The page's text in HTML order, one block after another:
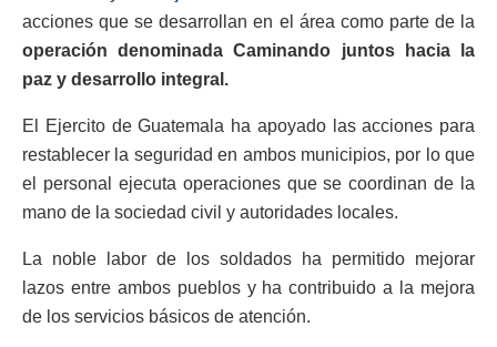
acciones que se desarrollan en el área como parte de la
operación denominada Caminando juntos hacia la
paz y desarrollo integral.
El Ejercito de Guatemala ha apoyado las acciones para
restablecer la seguridad en ambos municipios, por lo que
el personal ejecuta operaciones que se coordinan de la
mano de la sociedad civil y autoridades locales.
La noble labor de los soldados ha permitido mejorar
lazos entre ambos pueblos y ha contribuido a la mejora
de los servicios básicos de atención.